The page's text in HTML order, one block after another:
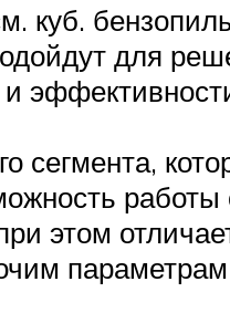
куб.
для
и
сегмента,
этом